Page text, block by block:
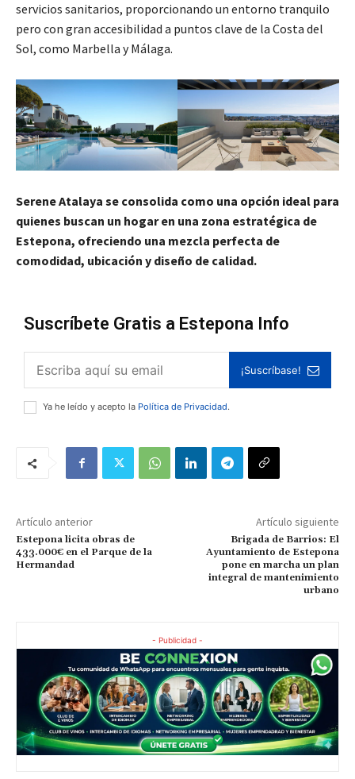
servicios sanitarios, proporcionando un entorno tranquilo
pero con gran accesibilidad a puntos clave de la Costa del
Sol, como Marbella y Málaga.
Serene Atalaya se consolida como una opción ideal para
quienes buscan un hogar en una zona estratégica de
Estepona, ofreciendo una mezcla perfecta de
comodidad, ubicación y diseño de calidad.
Suscríbete Gratis a Estepona Info
¡Suscríbase!
Ya he leído y acepto la Política de Privacidad.
Artículo anterior
Estepona licita obras de
433.000€ en el Parque de la
Hermandad
Artículo siguiente
Brigada de Barrios: El
Ayuntamiento de Estepona
pone en marcha un plan
integral de mantenimiento
urbano
- Publicidad -